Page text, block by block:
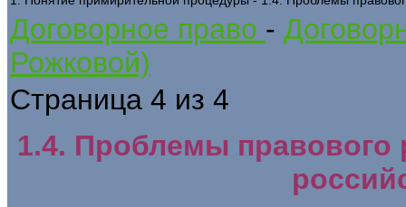
Договорное право -
Рожковой)
Страница 4 из 4
1.4. Проблемы правового